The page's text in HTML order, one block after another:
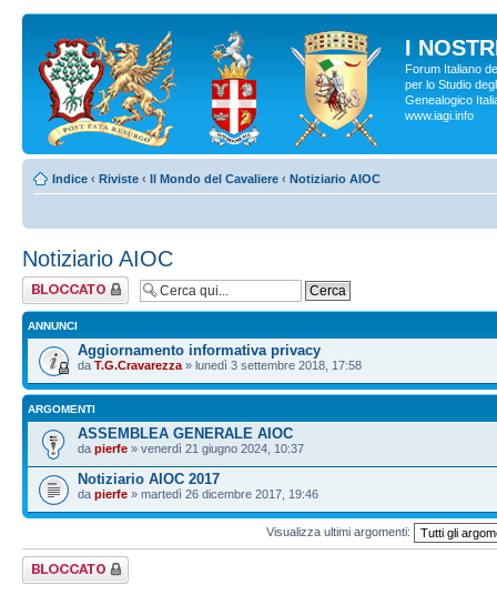
I
Forum Italiano
per lo Studio
Genealogico
www.iagi.info
Indice ‹ Riviste ‹ Il Mondo del Cavaliere ‹ Notiziario AIOC
Notiziario AIOC
Forum bloccato
ANNUNCI
Aggiornamento informativa privacy
da T.G.Cravarezza » lunedì 3 settembre 2018, 17:58
ARGOMENTI
ASSEMBLEA GENERALE AIOC
da pierfe » venerdì 21 giugno 2024, 10:37
Notiziario AIOC 2017
da pierfe » martedì 26 dicembre 2017, 19:46
Visualizza ultimi argomenti:
Forum bloccato